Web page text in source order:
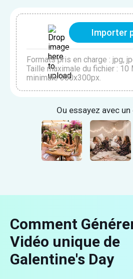
Importer
Formats pris en charge : jpg,
Taille maximale du fichier : 10
minimale 300x300px.
Ou essayez avec
Comment
Vidéo unique de
Galentine's Day